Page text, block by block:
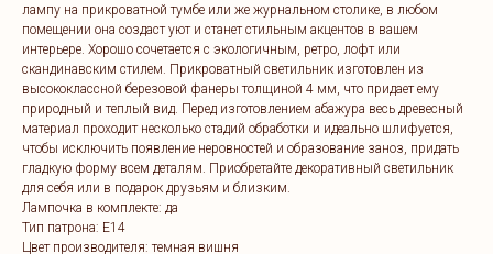
лампу на прикроватной тумбе или же журнальном столике, в любом
помещении она создаст уют и станет стильным акцентов в вашем
интерьере. Хорошо сочетается с экологичным, ретро, лофт или
скандинавским стилем. Прикроватный светильник изготовлен из
высококлассной березовой фанеры толщиной 4 мм, что придает ему
природный и теплый вид. Перед изготовлением абажура весь древесный
материал проходит несколько стадий обработки и идеально шлифуется,
чтобы исключить появление неровностей и образование заноз, придать
гладкую форму всем деталям. Приобретайте декоративный светильник
для себя или в подарок друзьям и близким.
Лампочка в комплекте: да
Тип патрона: E14
Цвет производителя: темная вишня